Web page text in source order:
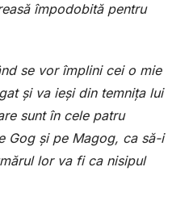
împodobită pentru
se vor împlini cei o mie
și va ieși din temnița lui
sunt în cele patru
Gog și pe Magog, ca să-i
lor va fi ca nisipul